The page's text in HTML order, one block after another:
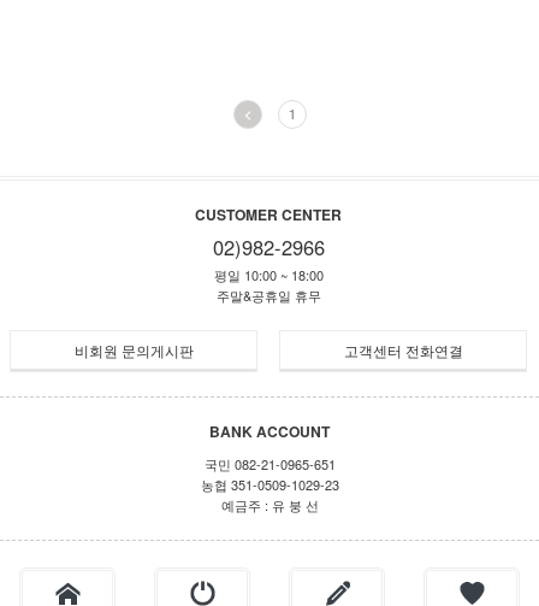
< 1
CUSTOMER CENTER
02)982-2966
평일 10:00 ~ 18:00
주말&공휴일 휴무
고객센터 전화연결
비회원 문의게시판
BANK ACCOUNT
국민 082-21-0965-651
농협 351-0509-1029-23
예금주 : 유 붕 선